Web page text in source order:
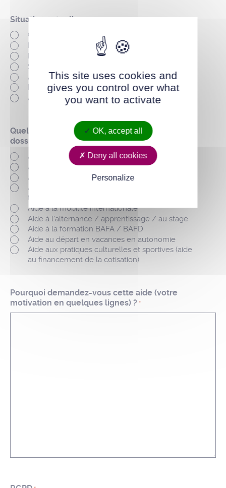
Situation actuelle
Collégien(ne)
Lycéen(ne)
Étudiant(e)
Salarié(e)
Apprenti(e)
En recherche d'emploi
Autre
Quelle aide demandez-vous (une demande par
dossier) ?
Aide à l'examen du code de la route
Aide au permis de conduire B
Aide au permis de conduire AM
Aide aux mobilités douces (vélo, trottinette,
transport en commun)
Aide à la mobilité internationale
Aide à l'alternance / apprentissage / au stage
Aide à la formation BAFA / BAFD
Aide au départ en vacances en autonomie
Aide aux pratiques culturelles et sportives (aide
au financement de la cotisation)
Pourquoi demandez-vous cette aide (votre
motivation en quelques lignes) ? *
This site uses cookies and
gives you control over what
you want to activate
OK, accept all
Deny all cookies
Personalize